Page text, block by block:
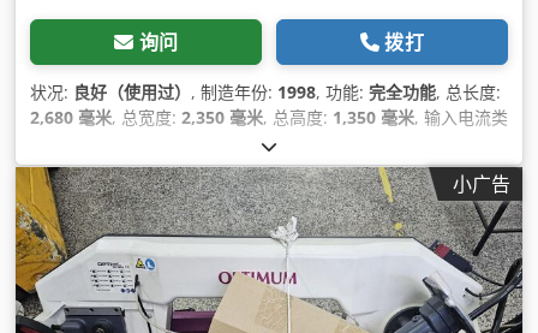
询问 拨打
状况: 良好（使用过） , 制造年份: 1998, 功能: 完全功能, 总长度:
2,680 毫米, 总宽度: 2,350 毫米, 总高度: 1,350 毫米, 输入电流类
, 45°时圆钢的切割范围:
90° 圆钢切割范围:325 毫米, 带锯条长度:4,400 毫米, 带锯条宽
度:34 毫米, 作业高度:750 毫米, 切削速度:150 毫米/分钟, 高度
调节类型:液压,
小广告